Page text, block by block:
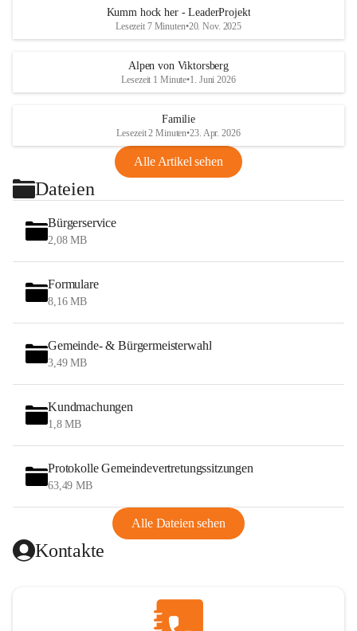
Kumm hock her - LeaderProjekt
Lesezeit 7 Minuten•20. Nov. 2025
Alpen von Viktorsberg
Lesezeit 1 Minute•1. Juni 2026
Familie
Lesezeit 2 Minuten•23. Apr. 2026
Alle Artikel sehen
Dateien
Bürgerservice
2,08 MB
Formulare
8,16 MB
Gemeinde- & Bürgermeisterwahl
3,49 MB
Kundmachungen
1,8 MB
Protokolle Gemeindevertretungssitzungen
63,49 MB
Alle Dateien sehen
Kontakte